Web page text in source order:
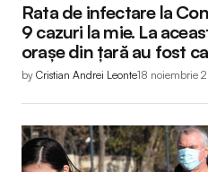
Rata de infectare la
9 cazuri la mie. La
orașe din țară au fost
by Cristian Andrei Leonte18 noiembrie